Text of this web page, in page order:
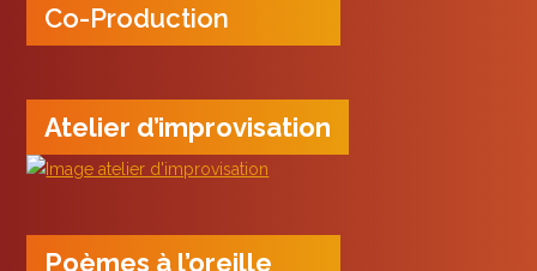
Co-Production
Atelier d’improvisation
Poèmes à l’oreille